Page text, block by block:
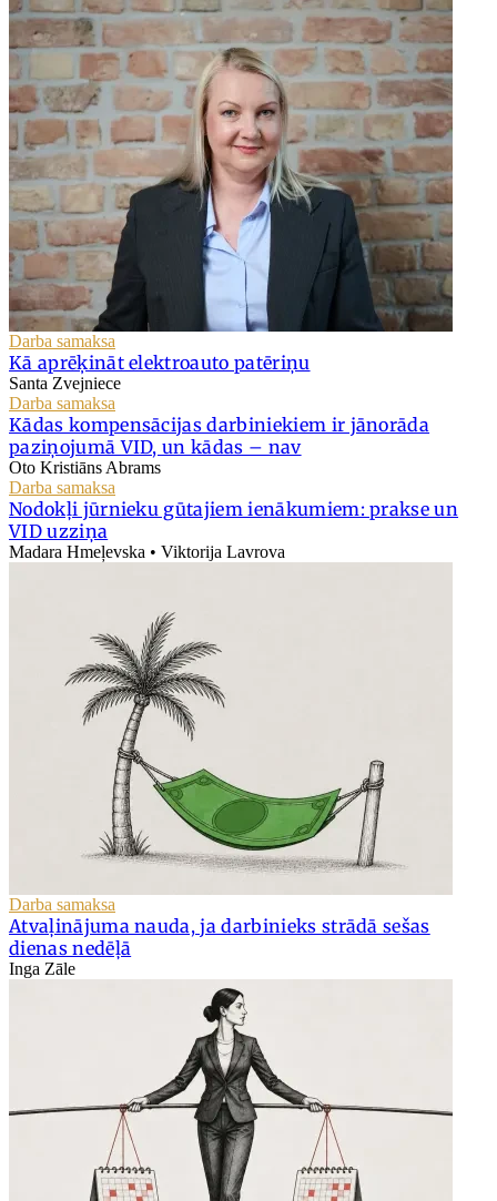
Darba samaksa
Kā aprēķināt elektroauto patēriņu
Santa Zvejniece
Darba samaksa
Kādas kompensācijas darbiniekiem ir jānorāda
paziņojumā VID, un kādas – nav
Oto Kristiāns Abrams
Darba samaksa
Nodokļi jūrnieku gūtajiem ienākumiem: prakse un
VID uzziņa
Madara Hmeļevska • Viktorija Lavrova
Darba samaksa
Atvaļinājuma nauda, ja darbinieks strādā sešas
dienas nedēļā
Inga Zāle